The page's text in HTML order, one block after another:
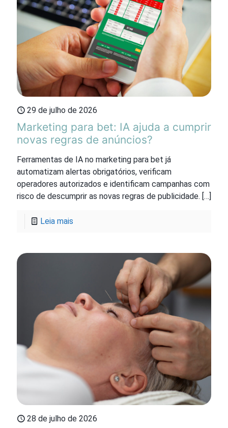
29 de julho de 2026
Marketing para bet: IA ajuda a cumprir
novas regras de anúncios?
Ferramentas de IA no marketing para bet já
automatizam alertas obrigatórios, verificam
operadores autorizados e identificam campanhas com
risco de descumprir as novas regras de publicidade. […]
Leia mais
28 de julho de 2026